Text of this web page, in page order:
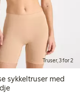
Truser, 3 for 2
sykkeltruser med